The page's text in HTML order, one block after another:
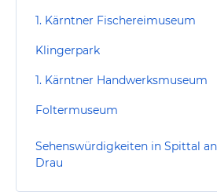
1. Kärntner Fischereimuseum
Klingerpark
1. Kärntner Handwerksmuseum
Foltermuseum
Sehenswürdigkeiten in Spittal
Drau